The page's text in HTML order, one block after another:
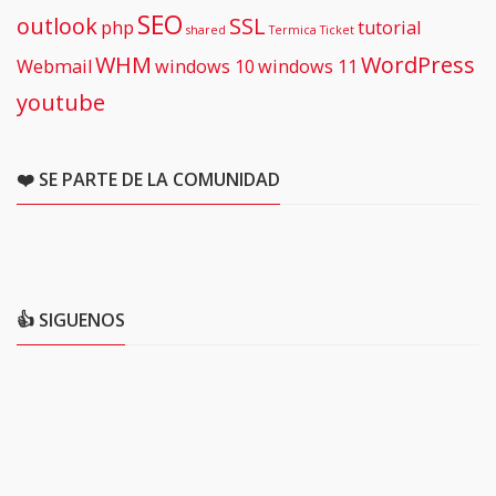
outlookphp SEO shared SSL Termica Ticket tutorial
WebmailWHM windows 10windows 11 WordPress
youtube
❤️ SE PARTE DE LA COMUNIDAD
👍 SIGUENOS